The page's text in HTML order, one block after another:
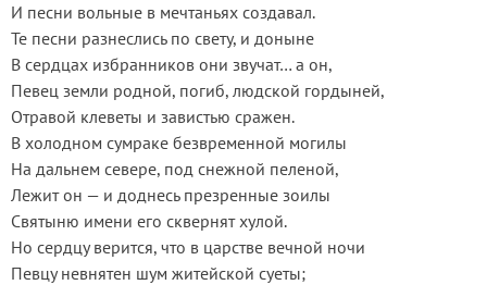
И песни вольные в мечтаньях создавал.
Те песни разнеслись по свету, и доныне
В сердцах избранников они звучат… а он,
Певец земли родной, погиб, людской гордыней,
Отравой клеветы и завистью сражен.
В холодном сумраке безвременной могилы
На дальнем севере, под снежной пеленой,
Лежит он — и доднесь презренные зоилы
Святыню имени его сквернят хулой.
Но сердцу верится, что в царстве вечной ночи
Певцу невнятен шум житейской суеты;